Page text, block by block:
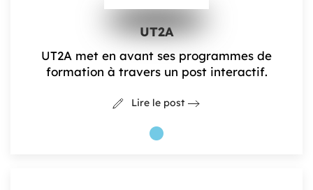
UT2A
UT2A met en avant ses programmes de
formation à travers un post interactif.
Lire le post